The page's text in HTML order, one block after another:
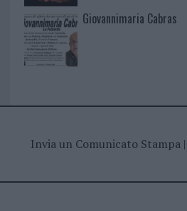
Giovannimaria Cabras
Invia un Comunicato Stampa|